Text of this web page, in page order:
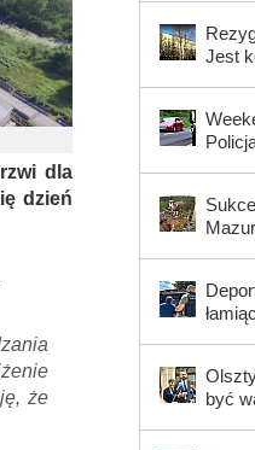
dla
dzień
że
Jest
być